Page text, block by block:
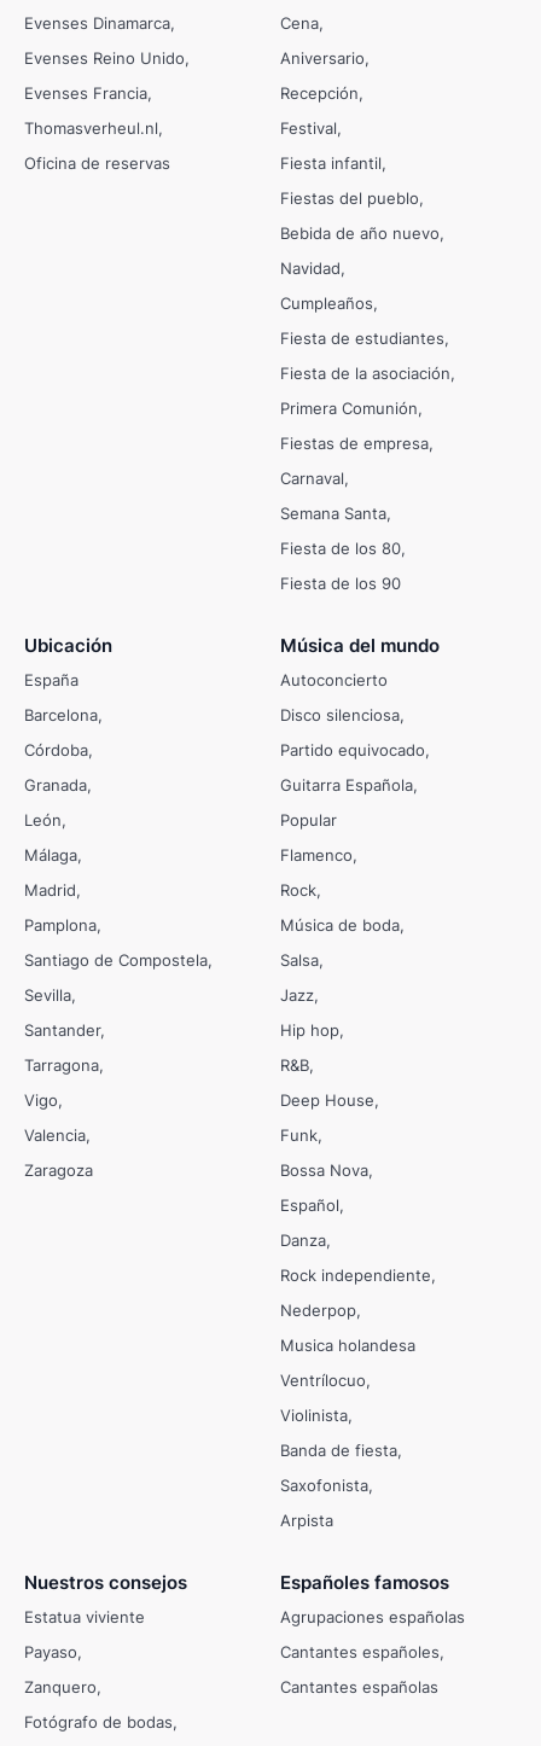
Evenses Dinamarca
Evenses Reino Unido
Evenses Francia
Thomasverheul.nl
Oficina de reservas
Cena
Aniversario
Recepción
Festival
Fiesta infantil
Fiestas del pueblo
Bebida de año nuevo
Navidad
Cumpleaños
Fiesta de estudiantes
Fiesta de la asociación
Primera Comunión
Fiestas de empresa
Carnaval
Semana Santa
Fiesta de los 80
Fiesta de los 90
Ubicación
España
Barcelona
Córdoba
Granada
León
Málaga
Madrid
Pamplona
Santiago de Compostela
Sevilla
Santander
Tarragona
Vigo
Valencia
Zaragoza
Música del mundo
Autoconcierto
Disco silenciosa
Partido equivocado
Guitarra Española
Popular
Flamenco
Rock
Música de boda
Salsa
Jazz
Hip hop
R&B
Deep House
Funk
Bossa Nova
Español
Danza
Rock independiente
Nederpop
Musica holandesa
Ventrílocuo
Violinista
Banda de fiesta
Saxofonista
Arpista
Nuestros consejos
Estatua viviente
Payaso
Zanquero
Fotógrafo de bodas
Españoles famosos
Agrupaciones españolas
Cantantes españoles
Cantantes españolas